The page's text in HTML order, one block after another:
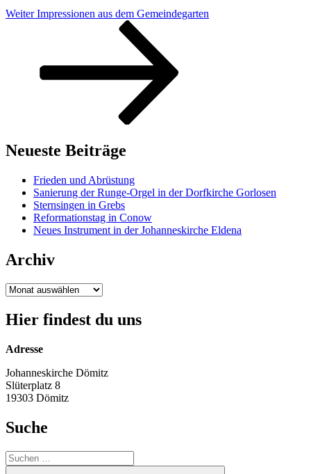
Beitragsnavigation
Nächster
Weiter Impressionen aus dem Gemeindegarten
Neueste Beiträge
Frieden und Abrüstung
Sanierung der Runge-Orgel in der Dorfkirche Gorlosen
Sternsingen in Grebs
Reformationstag in Conow
Neues Instrument in der Johanneskirche Eldena
Archiv
Archiv
Hier findest du uns
Adresse
Johanneskirche Dömitz
Slüterplatz 8
19303 Dömitz
Suche
Suche
nach: